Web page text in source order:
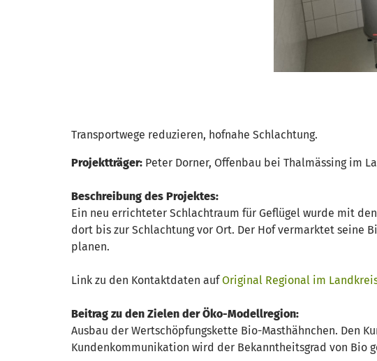
Transportwege reduzieren, hofnahe Schlachtung.
Projektträger: Peter Dorner, Offenbau bei Thalmässing im
Beschreibung des Projektes:
Ein neu errichteter Schlachtraum für Geflügel wurde mit
dort bis zur Schlachtung vor Ort. Der Hof vermarktet seine
planen.
Link zu den Kontaktdaten aufOriginal Regional im
Beitrag zu den Zielen der Öko-Modellregion:
Ausbau der Wertschöpfungskette Bio-Masthähnchen. Den
Kundenkommunikation wird der Bekanntheitsgrad von Bio